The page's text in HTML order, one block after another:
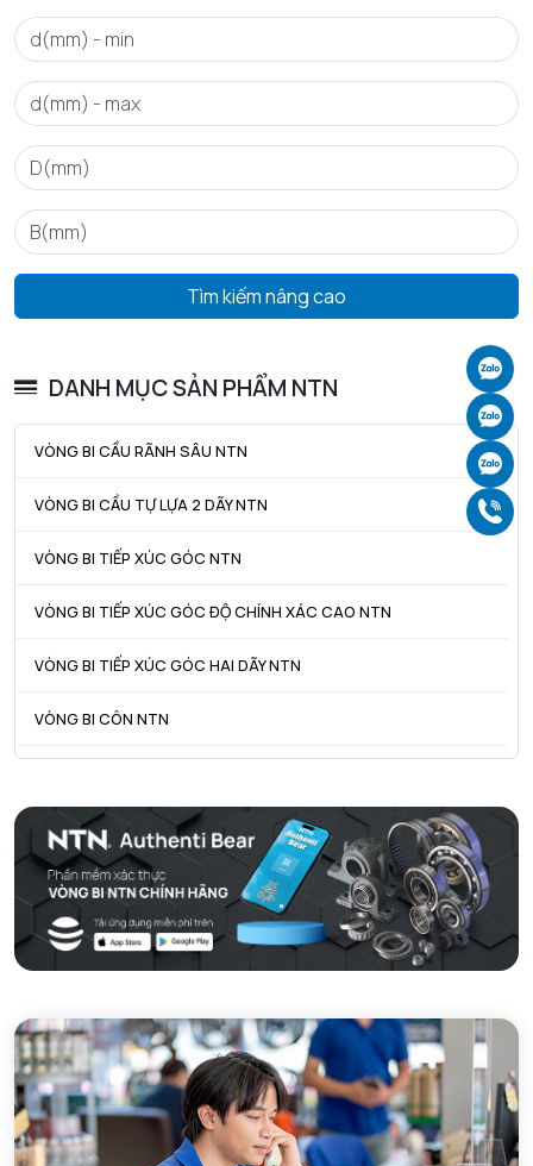
Tìm kiếm nâng cao
DANH MỤC SẢN PHẨM NTN
VÒNG BI CẦU RÃNH SÂU NTN
VÒNG BI CẦU TỰ LỰA 2 DÃY NTN
VÒNG BI TIẾP XÚC GÓC NTN
VÒNG BI TIẾP XÚC GÓC ĐỘ CHÍNH XÁC CAO NTN
VÒNG BI TIẾP XÚC GÓC HAI DÃY NTN
VÒNG BI CÔN NTN
VÒNG BI TANG TRỐNG CHẶN TRỤC NTN
VÒNG BI ĐŨA TRỤ NTN
VÒNG BI KIM NTN
VÒNG BI LĂN TRỤ ĐẨY NTN
GỐI ĐỠ NTN
GỐI ĐỠ 2 NỬA NTN
Da max - Đường kính vai tối đa OR
da min - Đường kính vai tối thiểu IR